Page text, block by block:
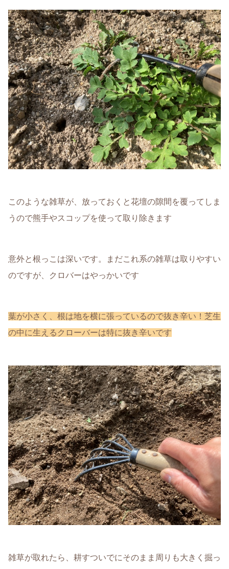
このような雑草が、放っておくと花壇の隙間を覆ってしま
うので熊手やスコップを使って取り除きます
意外と根っこは深いです。まだこれ系の雑草は取りやすい
のですが、クロバーはやっかいです
葉が小さく、根は地を横に張っているので抜き辛い！芝生
の中に生えるクローバーは特に抜き辛いです
雑草が取れたら、耕すついでにそのまま周りも大きく掘っ